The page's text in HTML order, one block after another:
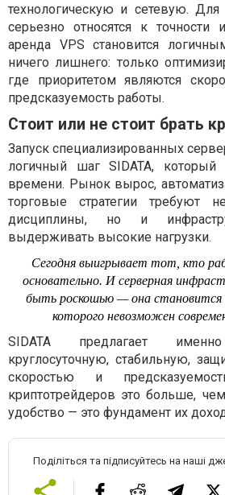
технологическую и сетевую.
серьезно относятся к точности
аренда VPS становится
ничего лишнего: только
где приоритетом являются
предсказуемость работы.
Стоит или не стоит брать
Запуск специализированных
логичный шаг SIDATA, который
времени. Рынок вырос,
торговые стратегии требуют
дисциплины, но и
выдерживать высокие нагрузки.
Сегодня выигрывает тот, кто
основательно. И серверная
быть роскошью — она становится
которого невозможен
SIDATA предлагает
круглосуточную, стабильную,
скоростью и
криптотрейдеров это больше,
удобство — это фундамент их
Поділіться та підписуйтесь на наші